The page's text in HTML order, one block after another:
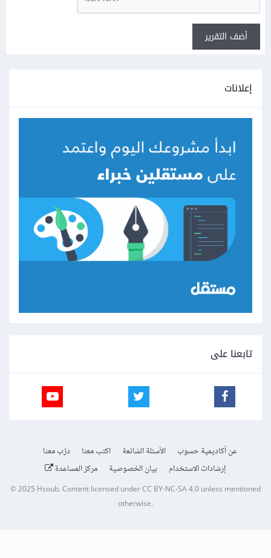
أضف التقرير
إعلانات
تابعنا على
عن أكاديمية حسوب الأسئلة الشائعة اكتب معنا
درّب معنا
إرشادات الاستخدام
بيان الخصوصية مركز المساعدة
© 2025 Hsoub.Content licensed underCC BY-NC-SA 4.0unless mentioned
otherwise.